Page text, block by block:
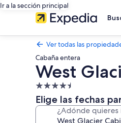
Ir a la sección principal
Ver todas las
Cabaña entera
West
Propiedad
de
4.5
estrellas
Elige las fechas
¿Adónde quieres